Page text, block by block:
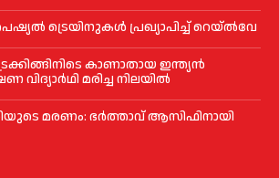
ട്രെയിനുകള്‍ പ്രഖ്യാപിച്ച്‌ റെയ്ല്‍വേ
കാണാതായ ഇന്ത്യൻ
മരിച്ച നിലയില്‍
മരണം: ഭര്‍ത്താവ് ആസിഫിനായി